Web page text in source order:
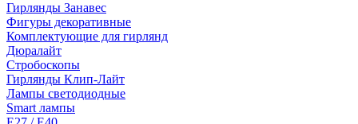
Гирлянды Занавес
Фигуры декоративные
Комплектующие для гирлянд
Дюралайт
Стробоскопы
Гирлянды Клип-Лайт
Лампы светодиодные
Smart лампы